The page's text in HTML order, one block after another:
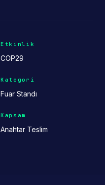
Etkinlik
COP29
Kategori
Fuar Standı
Kapsam
Anahtar Teslim